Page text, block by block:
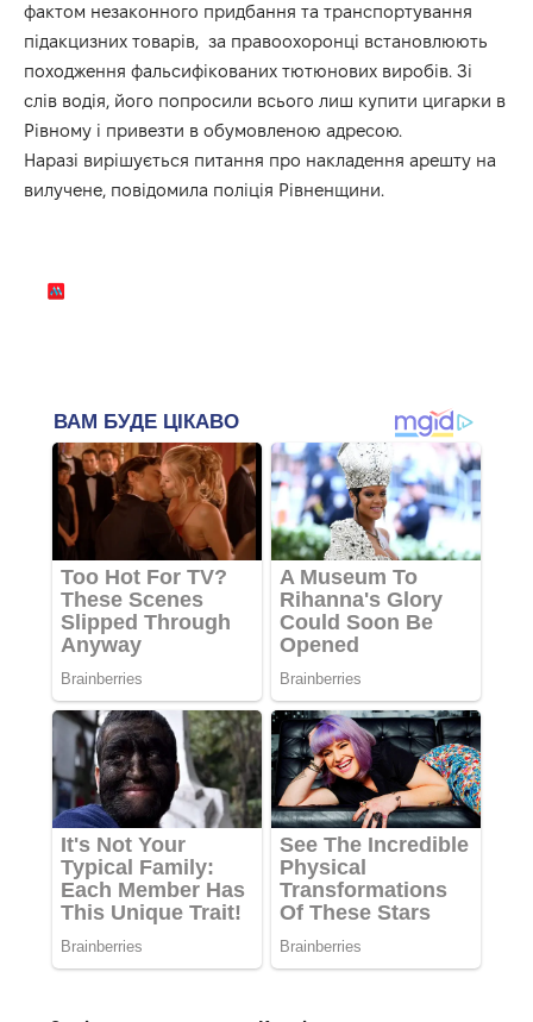
фактом незаконного придбання та транспортування
підакцизних товарів, за правоохоронці встановлюють
походження фальсифікованих тютюнових виробів. Зі
слів водія, його попросили всього лиш купити цигарки в
Рівному і привезти в обумовленою адресою.
Наразі вирішується питання про накладення арешту на
вилучене, повідомила поліція Рівненщини.